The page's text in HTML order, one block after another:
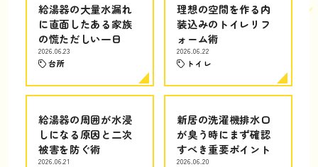
給湯器の大量水漏れ
に直面したある家族
の慌ただしい一日
2026.06.23
台所
理想の空間を作る内
装込みのトイレリフ
ォーム術
2026.06.22
トイレ
給湯器の周囲が水浸
しになる原因と二次
被害を防ぐ術
2026.06.21
新居の洗濯機排水口
が臭う時にまず確認
すべき重要ポイント
2026.06.20